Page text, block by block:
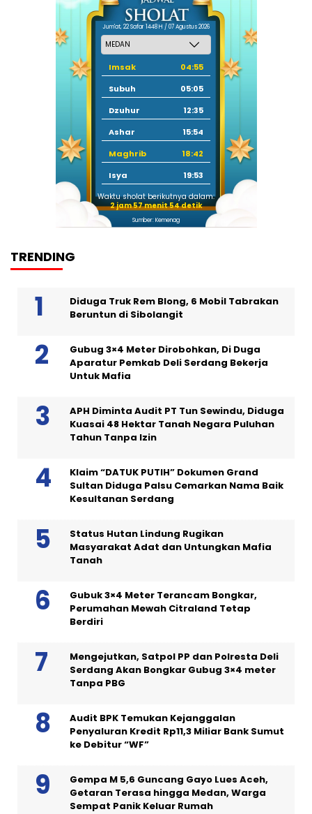
Jum'at, 22 Safar 1448 H / 07 Agustus 2026
Imsak
04:55
Subuh
05:05
Dzuhur
12:35
Ashar
15:54
Maghrib
18:42
Isya
19:53
Waktu sholat berikutnya dalam:
2 jam 57 menit 53 detik
Sumber: Kemenag
TRENDING
Diduga Truk Rem Blong, 6 Mobil Tabrakan
Beruntun di Sibolangit
Gubug 3×4 Meter Dirobohkan, Di Duga
Aparatur Pemkab Deli Serdang Bekerja
Untuk Mafia
APH Diminta Audit PT Tun Sewindu, Diduga
Kuasai 48 Hektar Tanah Negara Puluhan
Tahun Tanpa Izin
Klaim “DATUK PUTIH” Dokumen Grand
Sultan Diduga Palsu Cemarkan Nama Baik
Kesultanan Serdang
Status Hutan Lindung Rugikan
Masyarakat Adat dan Untungkan Mafia
Tanah
Gubuk 3×4 Meter Terancam Bongkar,
Perumahan Mewah Citraland Tetap
Berdiri
Mengejutkan, Satpol PP dan Polresta Deli
Serdang Akan Bongkar Gubug 3×4 meter
Tanpa PBG
Audit BPK Temukan Kejanggalan
Penyaluran Kredit Rp11,3 Miliar Bank Sumut
ke Debitur “WF”
Gempa M 5,6 Guncang Gayo Lues Aceh,
Getaran Terasa hingga Medan, Warga
Sempat Panik Keluar Rumah